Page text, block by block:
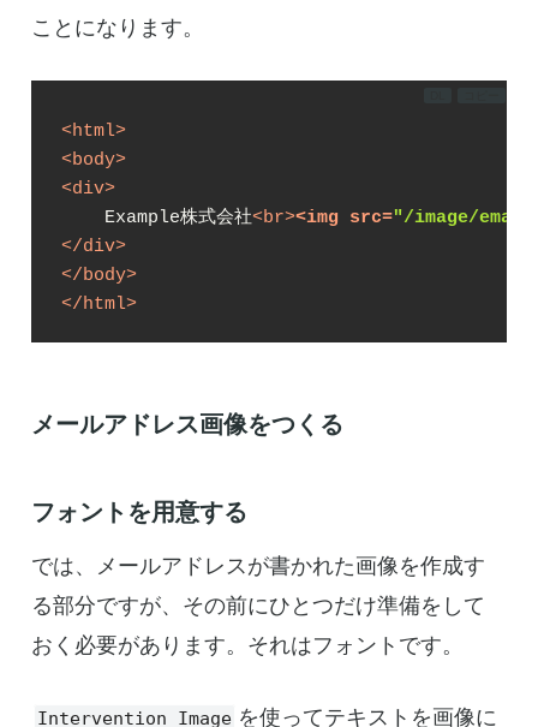
ことになります。
<html>
<body>
<div>
    Example株式会社
<br><img src="/image/email/
</div>
</body>
</html>
メールアドレス画像をつくる
フォントを用意する
では、メールアドレスが書かれた画像を作成す
る部分ですが、その前にひとつだけ準備をして
おく必要があります。それはフォントです。
Intervention Image を使ってテキストを画像に